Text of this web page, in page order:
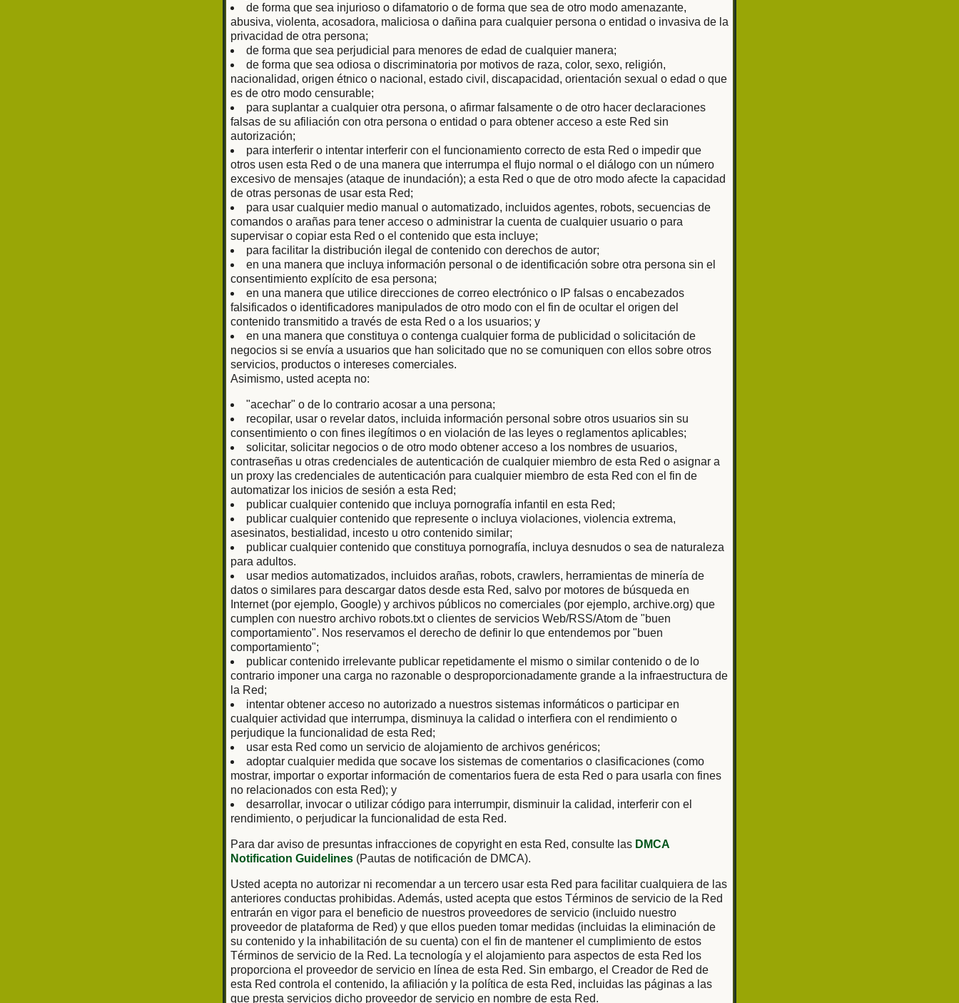
de forma que sea injurioso o difamatorio o de forma que sea de otro modo amenazante,
abusiva, violenta, acosadora, maliciosa o dañina para cualquier persona o entidad o invasiva de la
privacidad de otra persona;
de forma que sea perjudicial para menores de edad de cualquier manera;
de forma que sea odiosa o discriminatoria por motivos de raza, color, sexo, religión,
nacionalidad, origen étnico o nacional, estado civil, discapacidad, orientación sexual o edad o que
es de otro modo censurable;
para suplantar a cualquier otra persona, o afirmar falsamente o de otro hacer declaraciones
falsas de su afiliación con otra persona o entidad o para obtener acceso a este Red sin
autorización;
para interferir o intentar interferir con el funcionamiento correcto de esta Red o impedir que
otros usen esta Red o de una manera que interrumpa el flujo normal o el diálogo con un número
excesivo de mensajes (ataque de inundación); a esta Red o que de otro modo afecte la capacidad
de otras personas de usar esta Red;
para usar cualquier medio manual o automatizado, incluidos agentes, robots, secuencias de
comandos o arañas para tener acceso o administrar la cuenta de cualquier usuario o para
supervisar o copiar esta Red o el contenido que esta incluye;
para facilitar la distribución ilegal de contenido con derechos de autor;
en una manera que incluya información personal o de identificación sobre otra persona sin el
consentimiento explícito de esa persona;
en una manera que utilice direcciones de correo electrónico o IP falsas o encabezados
falsificados o identificadores manipulados de otro modo con el fin de ocultar el origen del
contenido transmitido a través de esta Red o a los usuarios; y
en una manera que constituya o contenga cualquier forma de publicidad o solicitación de
negocios si se envía a usuarios que han solicitado que no se comuniquen con ellos sobre otros
servicios, productos o intereses comerciales.
Asimismo, usted acepta no:
"acechar" o de lo contrario acosar a una persona;
recopilar, usar o revelar datos, incluida información personal sobre otros usuarios sin su
consentimiento o con fines ilegítimos o en violación de las leyes o reglamentos aplicables;
solicitar, solicitar negocios o de otro modo obtener acceso a los nombres de usuarios,
contraseñas u otras credenciales de autenticación de cualquier miembro de esta Red o asignar a
un proxy las credenciales de autenticación para cualquier miembro de esta Red con el fin de
automatizar los inicios de sesión a esta Red;
publicar cualquier contenido que incluya pornografía infantil en esta Red;
publicar cualquier contenido que represente o incluya violaciones, violencia extrema,
asesinatos, bestialidad, incesto u otro contenido similar;
publicar cualquier contenido que constituya pornografía, incluya desnudos o sea de naturaleza
para adultos.
usar medios automatizados, incluidos arañas, robots, crawlers, herramientas de minería de
datos o similares para descargar datos desde esta Red, salvo por motores de búsqueda en
Internet (por ejemplo, Google) y archivos públicos no comerciales (por ejemplo, archive.org) que
cumplen con nuestro archivo robots.txt o clientes de servicios Web/RSS/Atom de "buen
comportamiento". Nos reservamos el derecho de definir lo que entendemos por "buen
comportamiento";
publicar contenido irrelevante publicar repetidamente el mismo o similar contenido o de lo
contrario imponer una carga no razonable o desproporcionadamente grande a la infraestructura de
la Red;
intentar obtener acceso no autorizado a nuestros sistemas informáticos o participar en
cualquier actividad que interrumpa, disminuya la calidad o interfiera con el rendimiento o
perjudique la funcionalidad de esta Red;
usar esta Red como un servicio de alojamiento de archivos genéricos;
adoptar cualquier medida que socave los sistemas de comentarios o clasificaciones (como
mostrar, importar o exportar información de comentarios fuera de esta Red o para usarla con fines
no relacionados con esta Red); y
desarrollar, invocar o utilizar código para interrumpir, disminuir la calidad, interferir con el
rendimiento, o perjudicar la funcionalidad de esta Red.
Para dar aviso de presuntas infracciones de copyright en esta Red, consulte las DMCA
Notification Guidelines (Pautas de notificación de DMCA).
Usted acepta no autorizar ni recomendar a un tercero usar esta Red para facilitar cualquiera de las
anteriores conductas prohibidas. Además, usted acepta que estos Términos de servicio de la Red
entrarán en vigor para el beneficio de nuestros proveedores de servicio (incluido nuestro
proveedor de plataforma de Red) y que ellos pueden tomar medidas (incluidas la eliminación de
su contenido y la inhabilitación de su cuenta) con el fin de mantener el cumplimiento de estos
Términos de servicio de la Red. La tecnología y el alojamiento para aspectos de esta Red los
proporciona el proveedor de servicio en línea de esta Red. Sin embargo, el Creador de Red de
esta Red controla el contenido, la afiliación y la política de esta Red, incluidas las páginas a las
que presta servicios dicho proveedor de servicio en nombre de esta Red.